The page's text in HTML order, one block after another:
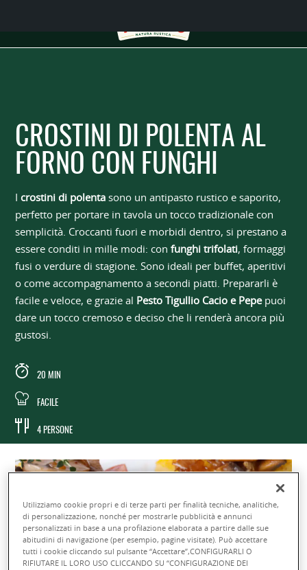
CROSTINI DI POLENTA AL
FORNO CON FUNGHI
Icrostini di polenta sono un antipasto rustico e saporito,
perfetto per portare in tavola un tocco tradizionale con
semplicità. Croccanti fuori e morbidi dentro, si prestano a
essere conditi in mille modi: confunghi trifolati, formaggi
fusi o verdure di stagione. Sono ideali per buffet, aperitivi
o come accompagnamento a secondi piatti. Prepararli è
facile e veloce, e grazie al
Pesto Tigullio Cacio e Pepepuoi
dare un tocco cremoso e deciso che li renderà ancora più
gustosi.
20 MIN
FACILE
4 PERSONE
Utilizziamo cookie propri e di terze parti per finalità tecniche, analitiche,
di personalizzazione, nonché per mostrarle pubblicità e annunci
personalizzati in base a una profilazione elaborata a partire dalle sue
abitudini di navigazione (per esempio, pagine visitate). Può accettare
tutti i cookie cliccando sul pulsante “Accettare”,CONFIGURARLI O
RIFIUTARE IL LORO USO CLICCANDO SU “CONFIGURAZIONE DEI